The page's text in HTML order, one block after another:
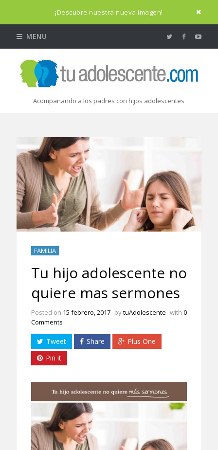
¡Descubre nuestra nueva imagen!
MENU
Acompañando a los padres con hijos adolescentes
FAMILIA
Tu hijo adolescente no
quiere mas sermones
Posted on 15 febrero, 2017 bytuAdolescente with 0
Comments
Tweet Share
Plus One
Pin it